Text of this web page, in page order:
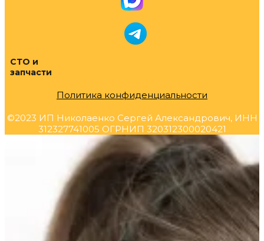
СТО и
запчасти
Политика конфиденциальности
©2023 ИП Николаенко Сергей Александрович, ИНН
312327741005 ОГРНИП 320312300020421